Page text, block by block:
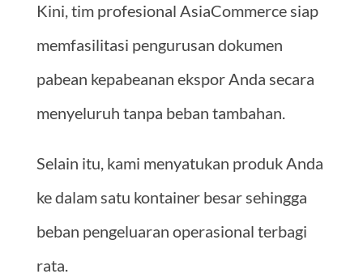
Kini, tim profesional AsiaCommerce siap
memfasilitasi pengurusan dokumen
pabean kepabeanan ekspor Anda secara
menyeluruh tanpa beban tambahan.
Selain itu, kami menyatukan produk Anda
ke dalam satu kontainer besar sehingga
beban pengeluaran operasional terbagi
rata.